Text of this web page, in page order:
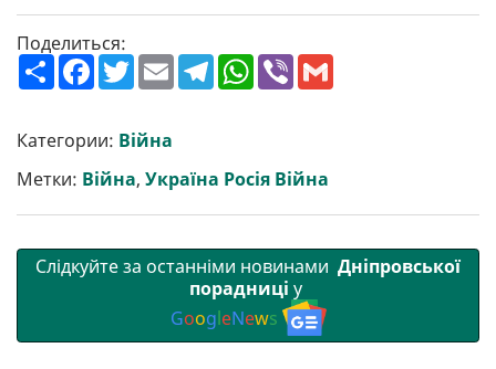
Поделиться:
П
о
р
и
и
F
a
b
o
o
k
T
w
t
e
E
m
T
e
m
W
h
p
p
V
Категории: Війна
Метки: Війна, Україна Росія Війна
Слідкуйте за останніми новинами Дніпровської
порадниці у
GoogleNews